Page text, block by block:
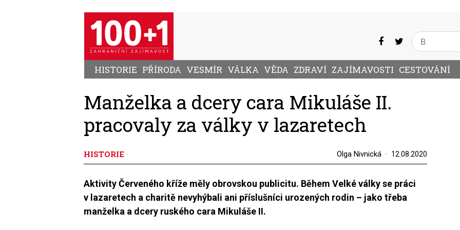
HISTORIE PŘÍRODA VESMÍR VÁLKA VĚDA ZDRAVÍ ZAJÍMAVOSTI CESTOVÁNÍ
Manželka a dcery cara Mikuláše II.
pracovaly za války v lazaretech
HISTORIE Olga Nivnická 12.08.2020
Aktivity Červeného kříže měly obrovskou publicitu. Během Velké války se práci
v lazaretech a charitě nevyhýbali ani příslušníci urozených rodin – jako třeba
manželka a dcery ruského cara Mikuláše II.